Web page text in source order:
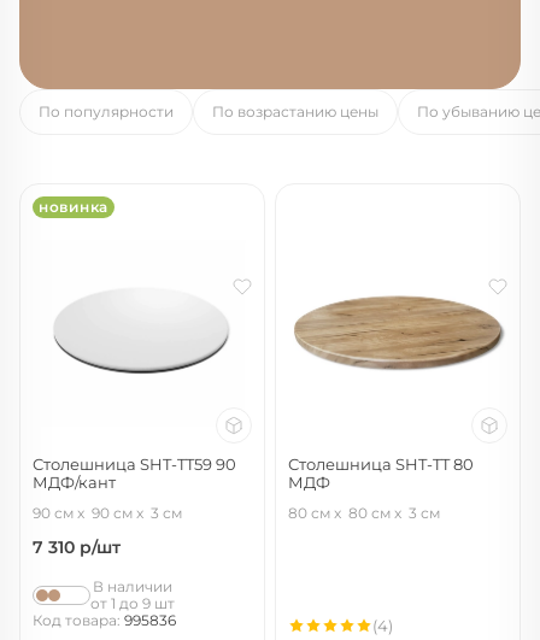
По популярности По возрастанию цены По убыванию
новинка
Столешница SHT-TT59 90
МДФ/кант
матовый
90 см 90 см 3 см
7 310 р/шт
В наличии
от 1 до 9 шт
Код товара: 995836
Столешница SHT-TT 80
МДФ
80 см 80 см 3 см
(4)